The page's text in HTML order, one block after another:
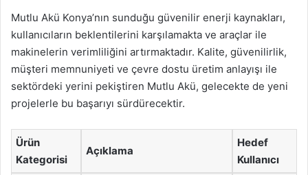
Mutlu Akü Konya’nın sunduğu güvenilir enerji kaynakları,
kullanıcıların beklentilerini karşılamakta ve araçlar ile
makinelerin verimliliğini artırmaktadır. Kalite, güvenilirlik,
müşteri memnuniyeti ve çevre dostu üretim anlayışı ile
sektördeki yerini pekiştiren Mutlu Akü, gelecekte de yeni
projelerle bu başarıyı sürdürecektir.
Ürün
Kategorisi
Açıklama
Hedef
Kullanıcı